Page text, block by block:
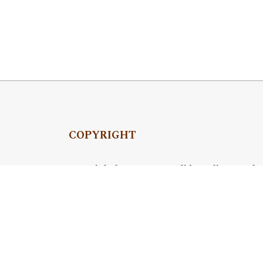
COPYRIGHT
Copyright by Instytut Studiów Politycznych